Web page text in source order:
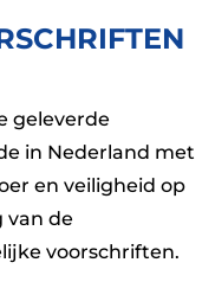
geleverde
in Nederland met
en veiligheid op
van de
voorschriften.